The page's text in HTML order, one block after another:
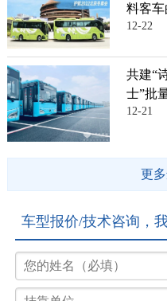
料客车
12-22
共建“
士”批
12-21
更
车型报价/技术咨询，